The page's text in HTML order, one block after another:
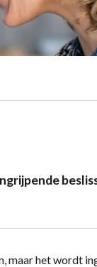
maar het wordt